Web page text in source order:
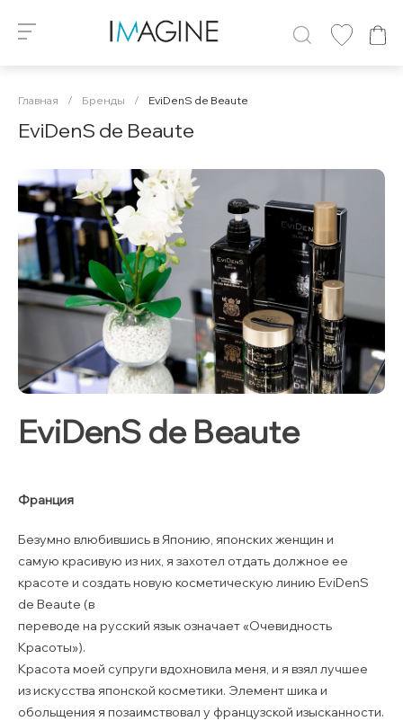
Главная / Бренды / EviDenS de Beaute
EviDenS de Beaute
EviDenS de Beaute
Франция
Безумно влюбившись в Японию, японских женщин и
самую красивую из них, я захотел отдать должное ее
красоте и создать новую косметическую линию EviDenS
de Beaute (в
переводе на русский язык означает «Очевидность
Красоты»).
Красота моей супруги вдохновила меня, и я взял лучшее
из искусства японской косметики. Элемент шика и
обольщения я позаимствовал у французской изысканности.